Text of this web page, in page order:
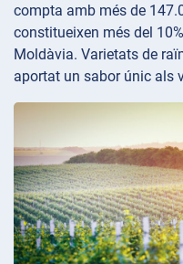
compta amb més de
constitueixen més del
Moldàvia. Varietats de
aportat un sabor únic als